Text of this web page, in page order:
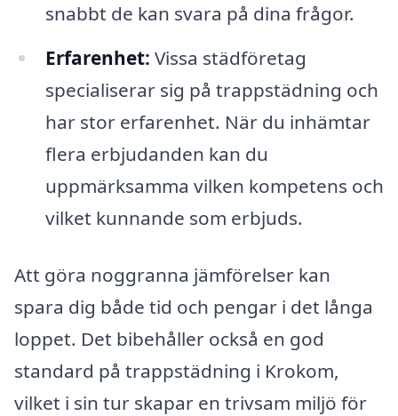
snabbt de kan svara på dina frågor.
Erfarenhet: Vissa städföretag
specialiserar sig på trappstädning och
har stor erfarenhet. När du inhämtar
flera erbjudanden kan du
uppmärksamma vilken kompetens och
vilket kunnande som erbjuds.
Att göra noggranna jämförelser kan
spara dig både tid och pengar i det långa
loppet. Det bibehåller också en god
standard på trappstädning i Krokom,
vilket i sin tur skapar en trivsam miljö för